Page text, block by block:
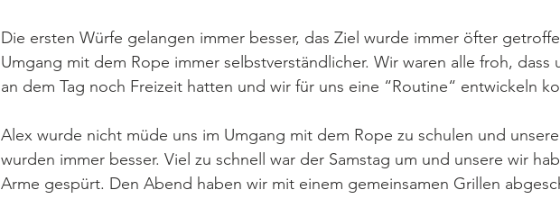
Die ersten Würfe gelangen immer besser, das Ziel wurde immer öfter
Umgang mit dem Rope immer selbstverständlicher. Wir waren alle froh, dass
an dem Tag noch Freizeit hatten und wir für uns eine “Routine“ entwickeln
Alex wurde nicht müde uns im Umgang mit dem Rope zu schulen und
wurden immer besser. Viel zu schnell war der Samstag um und unsere wir
Arme gespürt. Den Abend haben wir mit einem gemeinsamen Grillen